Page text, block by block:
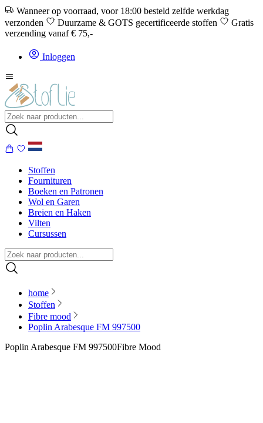
Wanneer op voorraad, voor 18:00 besteld zelfde werkdag
verzonden
Duurzame & GOTS gecertificeerde stoffen
Gratis
verzending vanaf € 75,-
Inloggen
Stoffen
Fournituren
Boeken en Patronen
Wol en Garen
Breien en Haken
Vilten
Cursussen
home
Stoffen
Fibre mood
Poplin Arabesque FM 997500
Poplin Arabesque FM 997500Fibre Mood